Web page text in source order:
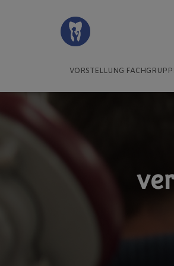
VORSTELLUNG